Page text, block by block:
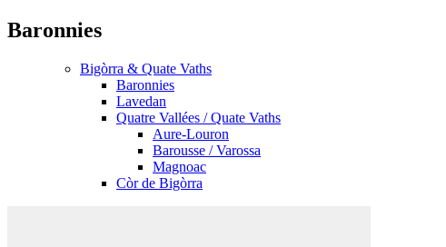
Baronnies
Bigòrra & Quate Vaths
Baronnies
Lavedan
Quatre Vallées / Quate Vaths
Aure-Louron
Barousse / Varossa
Magnoac
Còr de Bigòrra